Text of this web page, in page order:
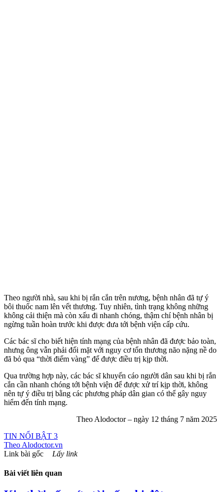
Theo người nhà, sau khi bị rắn cắn trên nương, bệnh nhân đã tự ý
bôi thuốc nam lên vết thương. Tuy nhiên, tình trạng không những
không cải thiện mà còn xấu đi nhanh chóng, thậm chí bệnh nhân bị
ngừng tuần hoàn trước khi được đưa tới bệnh viện cấp cứu.
Các bác sĩ cho biết hiện tính mạng của bệnh nhân đã được bảo toàn,
nhưng ông vẫn phải đối mặt với nguy cơ tổn thương não nặng nề do
đã bỏ qua “thời điểm vàng” để được điều trị kịp thời.
Qua trường hợp này, các bác sĩ khuyến cáo người dân sau khi bị rắn
cắn cần nhanh chóng tới bệnh viện để được xử trí kịp thời, không
nên tự ý điều trị bằng các phương pháp dân gian có thể gây nguy
hiểm đến tính mạng.
Theo Alodoctor – ngày 12 tháng 7 năm 2025
TIN NỔI BẬT 3
Theo Alodoctor.vn
Link bài gốc
Lấy link
Bài viết liên quan